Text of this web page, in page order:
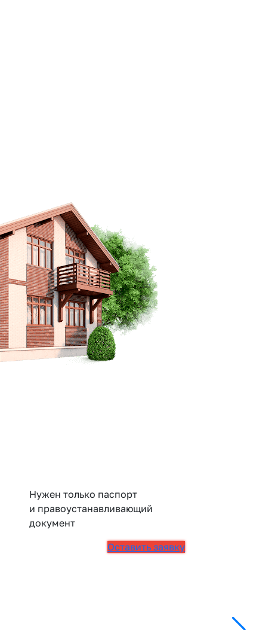
Нужен только паспорт
и правоустанавливающий
документ
Оставить заявку